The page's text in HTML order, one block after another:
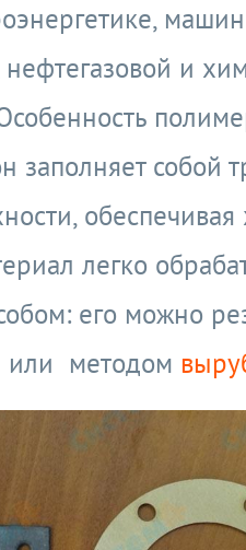
нефтегазовой и
заполняет собой
легко
его можно
или методом